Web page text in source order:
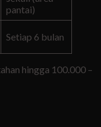
pantai)
Setiap 6 bulan
hingga 100.000 –